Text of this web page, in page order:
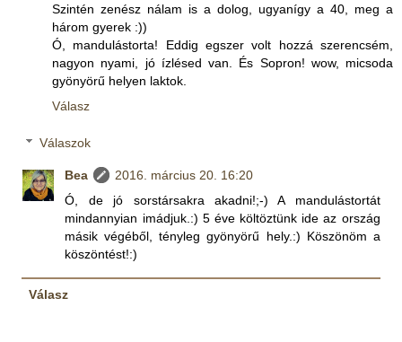
Szintén zenész nálam is a dolog, ugyanígy a 40, meg a
három gyerek :))
Ó, mandulástorta! Eddig egszer volt hozzá szerencsém,
nagyon nyami, jó ízlésed van. És Sopron! wow, micsoda
gyönyörű helyen laktok.
Válasz
Válaszok
Bea
2016. március 20. 16:20
Ó, de jó sorstársakra akadni!;-) A mandulástortát
mindannyian imádjuk.:) 5 éve költöztünk ide az ország
másik végéből, tényleg gyönyörű hely.:) Köszönöm a
köszöntést!:)
Válasz